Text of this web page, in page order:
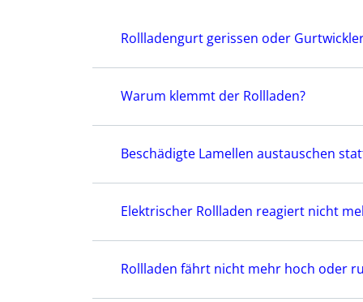
Rollladengurt gerissen oder
Warum klemmt der Rollladen?
Beschädigte Lamellen austauschen
Elektrischer Rollladen reagiert nicht
Rollladen fährt nicht mehr hoch oder